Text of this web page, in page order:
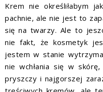
Krem nie określiłabym
pachnie, ale nie jest to
się na twarzy. Ale to
nie fakt, że kosmetyk
jestem w stanie
nie wchłania się w
pryszczy i najgorszej